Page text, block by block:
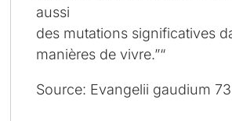
aussi
des mutations significatives
manières de vivre.”“
Source: Evangelii gaudium 73